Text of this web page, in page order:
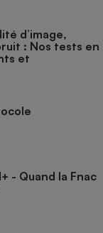
d’image,
: Nos tests en
et
- Quand la Fnac